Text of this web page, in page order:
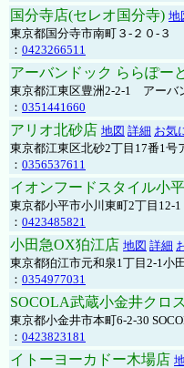
国分寺店(セレオ国分寺) 地
東京都国分寺市南町３-２０-３
： 0423266511
アーバンドック ららぽー
東京都江東区豊洲2-2-1 アー
： 0351441660
アリオ北砂店 地図 詳細 お気
東京都江東区北砂2丁目17番1号
： 0356537611
イオンフードスタイル小
東京都小平市小川東町2丁目
： 0423485821
小田急OX狛江店 地図 詳細
東京都狛江市元和泉1丁目2-1小
： 0354977031
SOCOLA武蔵小金井クロ
東京都小金井市本町6-2-30
： 0423823181
イトーヨーカドー木場店